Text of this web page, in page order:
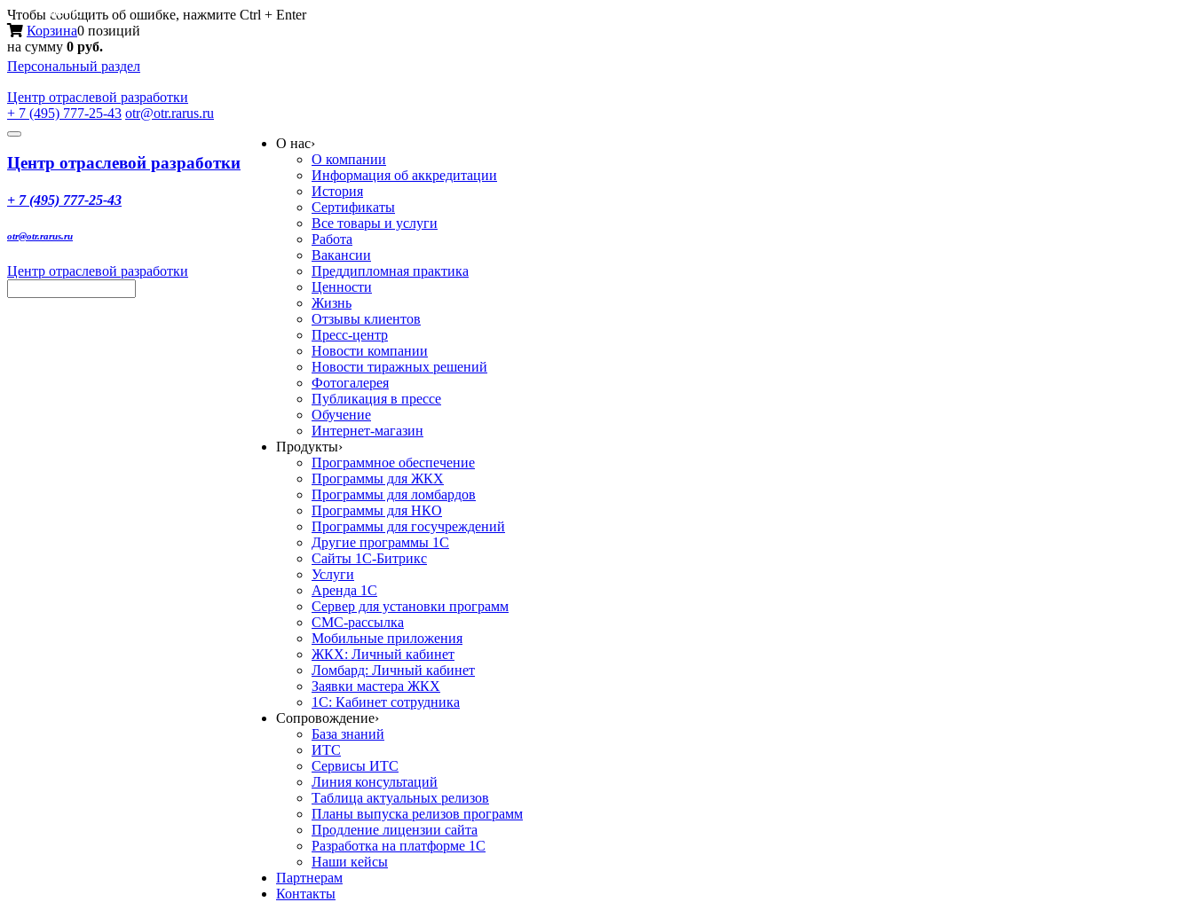
Чтобы сообщить об ошибке, нажмите Ctrl + Enter
Корзина0 позиций
на сумму 0 руб.
Персональный раздел
Центр отраслевой разработки
+ 7 (495) 777-25-43 otr@otr.rarus.ru
Toggle
Меню
Центр отраслевой разработки
+ 7 (495) 777-25-43
otr@otr.rarus.ru
Центр отраслевой разработки
О нас›
О компании
Информация об аккредитации
История
Сертификаты
Все товары и услуги
Работа
Вакансии
Преддипломная практика
Ценности
Жизнь
Отзывы клиентов
Пресс-центр
Новости компании
Новости тиражных решений
Фотогалерея
Публикация в прессе
Обучение
Интернет-магазин
Продукты›
Программное обеспечение
Программы для ЖКХ
Программы для ломбардов
Программы для НКО
Программы для госучреждений
Другие программы 1С
Сайты 1С-Битрикс
Услуги
Аренда 1С
Сервер для установки программ
СМС-рассылка
Мобильные приложения
ЖКХ: Личный кабинет
Ломбард: Личный кабинет
Заявки мастера ЖКХ
1С: Кабинет сотрудника
Сопровождение›
База знаний
ИТС
Сервисы ИТС
Линия консультаций
Таблица актуальных релизов
Планы выпуска релизов программ
Продление лицензии сайта
Разработка на платформе 1С
Наши кейсы
Партнерам
Контакты